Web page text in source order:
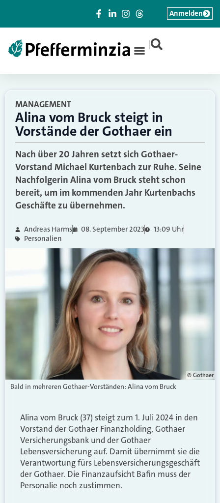
|
Anmelden
MANAGEMENT
Alina vom Bruck steigt in
Vorstände der Gothaer ein
Nach über 20 Jahren setzt sich Gothaer-
Vorstand Michael Kurtenbach zur Ruhe. Seine
Nachfolgerin Alina vom Bruck steht schon
bereit, um im kommenden Jahr Kurtenbachs
Geschäfte zu übernehmen.
Andreas Harms 08. September 2023
13:09 Uhr
Personalien
© Gothaer
Bald in mehreren Gothaer-Vorständen: Alina vom Bruck
Alina vom Bruck (37) steigt zum 1. Juli 2024 in den
Vorstand der Gothaer Finanzholding, Gothaer
Versicherungsbank und der Gothaer
Lebensversicherung auf. Damit übernimmt sie die
Verantwortung fürs Lebensversicherungsgeschäft
der Gothaer. Die Finanzaufsicht Bafin muss der
Personalie noch zustimmen.